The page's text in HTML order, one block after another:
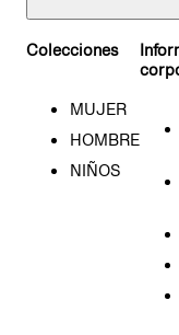
Colecciones
MUJER
HOMBRE
NIÑOS